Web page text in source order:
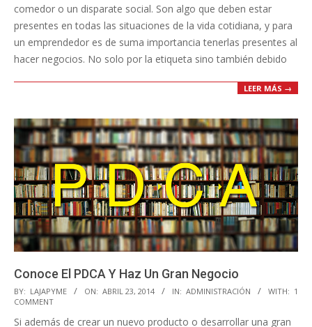
comedor o un disparate social. Son algo que deben estar
presentes en todas las situaciones de la vida cotidiana, y para
un emprendedor es de suma importancia tenerlas presentes al
hacer negocios. No solo por la etiqueta sino también debido
LEER MÁS →
Conoce El PDCA Y Haz Un Gran Negocio
2014-
04-
23
BY: LAJAPYME ON: ABRIL 23, 2014 IN: ADMINISTRACIÓN WITH: 1
COMMENT
Si además de crear un nuevo producto o desarrollar una gran